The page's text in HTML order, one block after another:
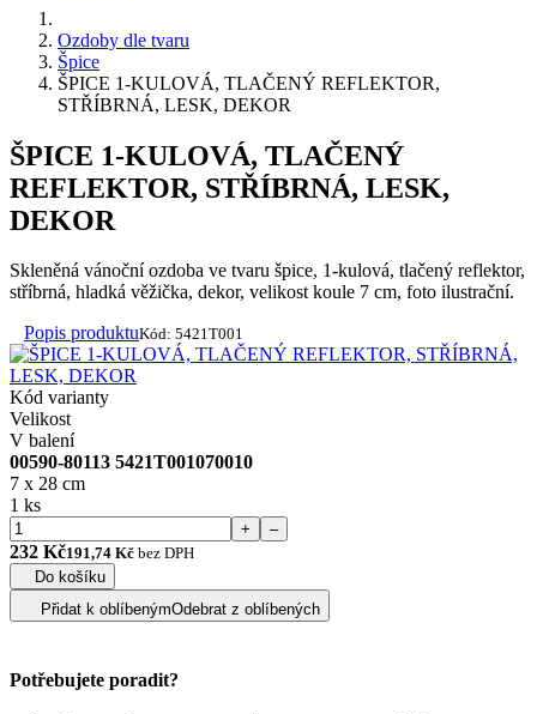
Ozdoby dle tvaru
Špice
ŠPICE 1-KULOVÁ, TLAČENÝ REFLEKTOR,
STŘÍBRNÁ, LESK, DEKOR
ŠPICE 1-KULOVÁ, TLAČENÝ
REFLEKTOR, STŘÍBRNÁ, LESK,
DEKOR
Skleněná vánoční ozdoba ve tvaru špice, 1-kulová, tlačený reflektor,
stříbrná, hladká věžička, dekor, velikost koule 7 cm, foto ilustrační.
Popis produktuKód: 5421T001
Kód varianty
Velikost
V balení
00590-80113 5421T001070010
7 x 28 cm
1 ks
+ –
232 Kč191,74 Kč bez DPH
Do košíku
Přidat k oblíbenýmOdebrat z oblíbených
Potřebujete poradit?